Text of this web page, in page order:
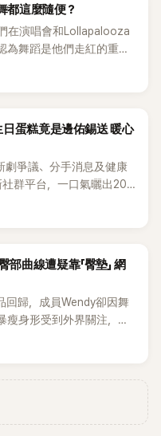
都這麼隨便？
在演唱會和Lollapalooza
為舞蹈是他們走紅的重要
蛋糕竟是邊佑錫送 暖心
劇爭議、分手消息及健康
群平台，一口氣曬出20
，一張生日蛋糕照意外
曲線遭疑靠「臀墊」 網
回歸，成員Wendy卻因舞
瘦身形受到外界關注，又
打歌舞台曝光後，再度因